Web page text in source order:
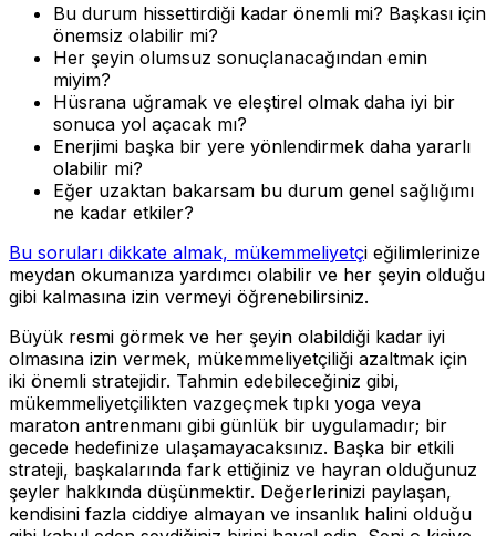
Bu durum hissettirdiği kadar önemli mi? Başkası için
önemsiz olabilir mi?
Her şeyin olumsuz sonuçlanacağından emin
miyim?
Hüsrana uğramak ve eleştirel olmak daha iyi bir
sonuca yol açacak mı?
Enerjimi başka bir yere yönlendirmek daha yararlı
olabilir mi?
Eğer uzaktan bakarsam bu durum genel sağlığımı
ne kadar etkiler?
Bu soruları dikkate almak, mükemmeliyetçi eğilimlerinize
meydan okumanıza yardımcı olabilir ve her şeyin olduğu
gibi kalmasına izin vermeyi öğrenebilirsiniz.
Büyük resmi görmek ve her şeyin olabildiği kadar iyi
olmasına izin vermek, mükemmeliyetçiliği azaltmak için
iki önemli stratejidir. Tahmin edebileceğiniz gibi,
mükemmeliyetçilikten vazgeçmek tıpkı yoga veya
maraton antrenmanı gibi günlük bir uygulamadır; bir
gecede hedefinize ulaşamayacaksınız. Başka bir etkili
strateji, başkalarında fark ettiğiniz ve hayran olduğunuz
şeyler hakkında düşünmektir. Değerlerinizi paylaşan,
kendisini fazla ciddiye almayan ve insanlık halini olduğu